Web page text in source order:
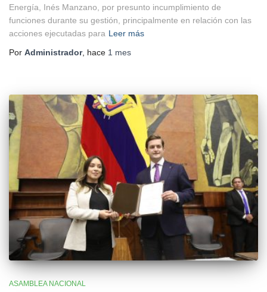
Energía, Inés Manzano, por presunto incumplimiento de
funciones durante su gestión, principalmente en relación con las
acciones ejecutadas para Leer más
Por Administrador, hace 1 mes
ASAMBLEA NACIONAL